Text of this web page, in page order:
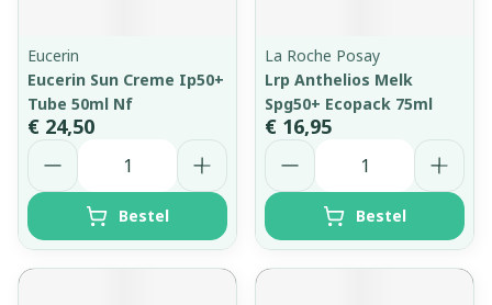
Eucerin
Eucerin Sun Creme Ip50+
Tube 50ml Nf
€ 24,50
Aantal
Bestel
La Roche Posay
Lrp Anthelios Melk
Spg50+ Ecopack 75ml
€ 16,95
Aantal
Bestel